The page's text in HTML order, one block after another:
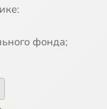
фонда;